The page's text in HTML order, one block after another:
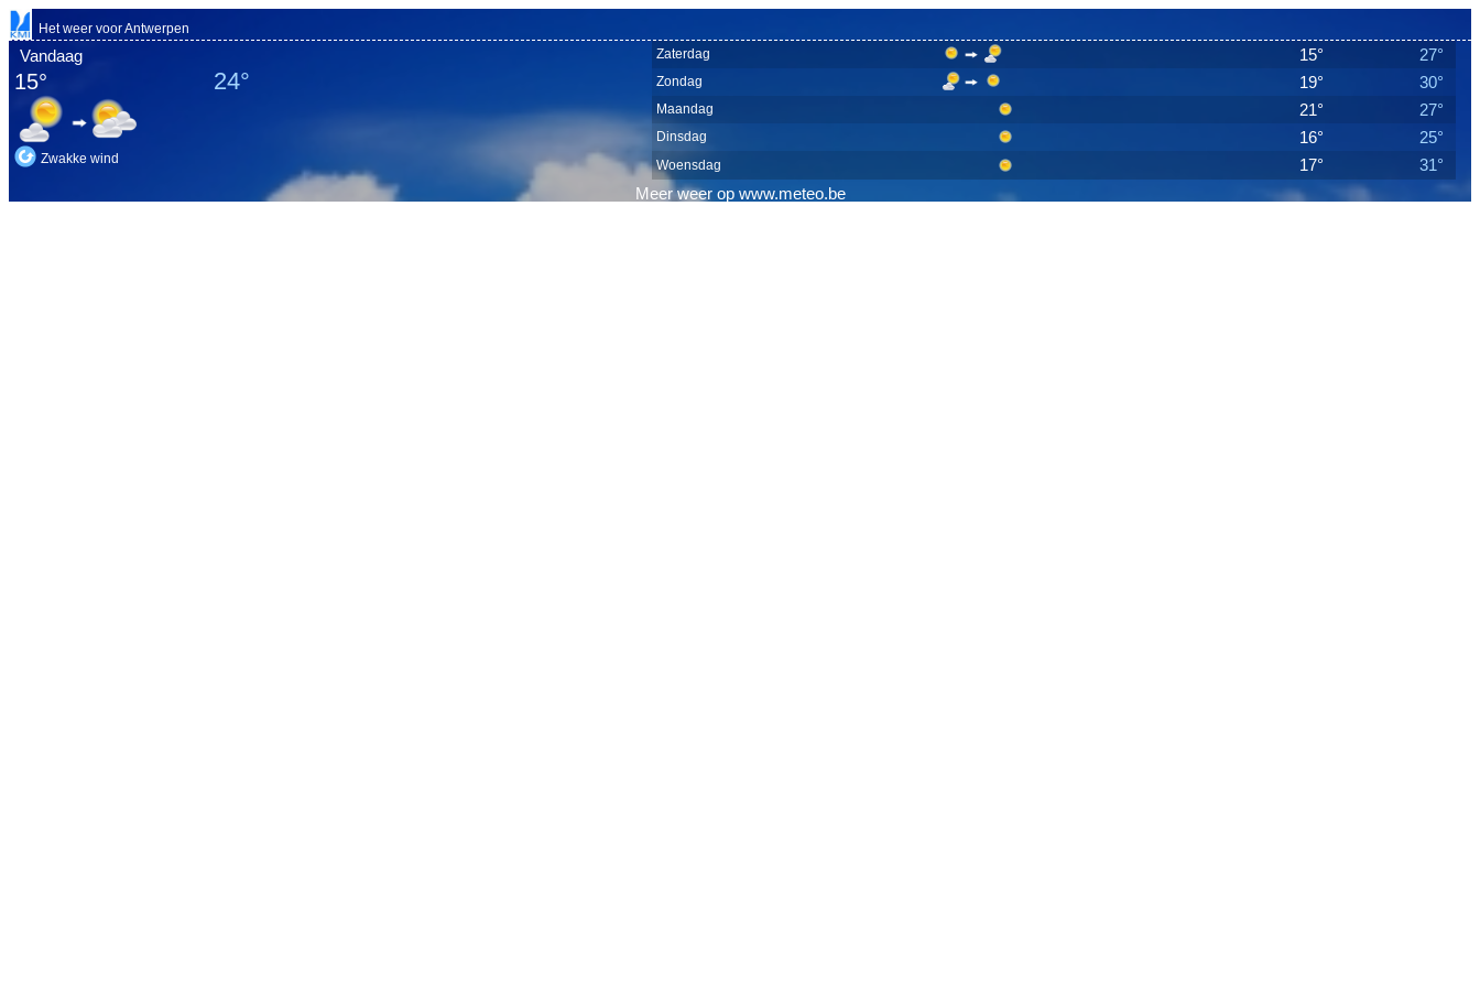
Het weer voor Antwerpen
Vandaag
15° 24°
Zwakke wind
Zaterdag 15° 27°
Zondag 19° 30°
Maandag 21° 27°
Dinsdag 16° 25°
Woensdag 17°
31°
Meerweerop www.meteo.be